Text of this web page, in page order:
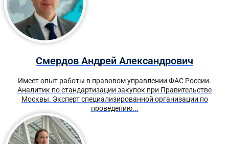
Смердов Андрей Александрович
Имеет опыт работы в правовом управлении ФАС России.
Аналитик по стандартизации закупок при Правительстве
Москвы. Эксперт специализированной организации по
проведению...